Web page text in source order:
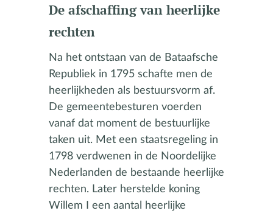
De afschaffing van heerlijke
rechten
Na het ontstaan van de Bataafsche
Republiek in 1795 schafte men de
heerlijkheden als bestuursvorm af.
De gemeentebesturen voerden
vanaf dat moment de bestuurlijke
taken uit. Met een staatsregeling in
1798 verdwenen in de Noordelijke
Nederlanden de bestaande heerlijke
rechten. Later herstelde koning
Willem I een aantal heerlijke